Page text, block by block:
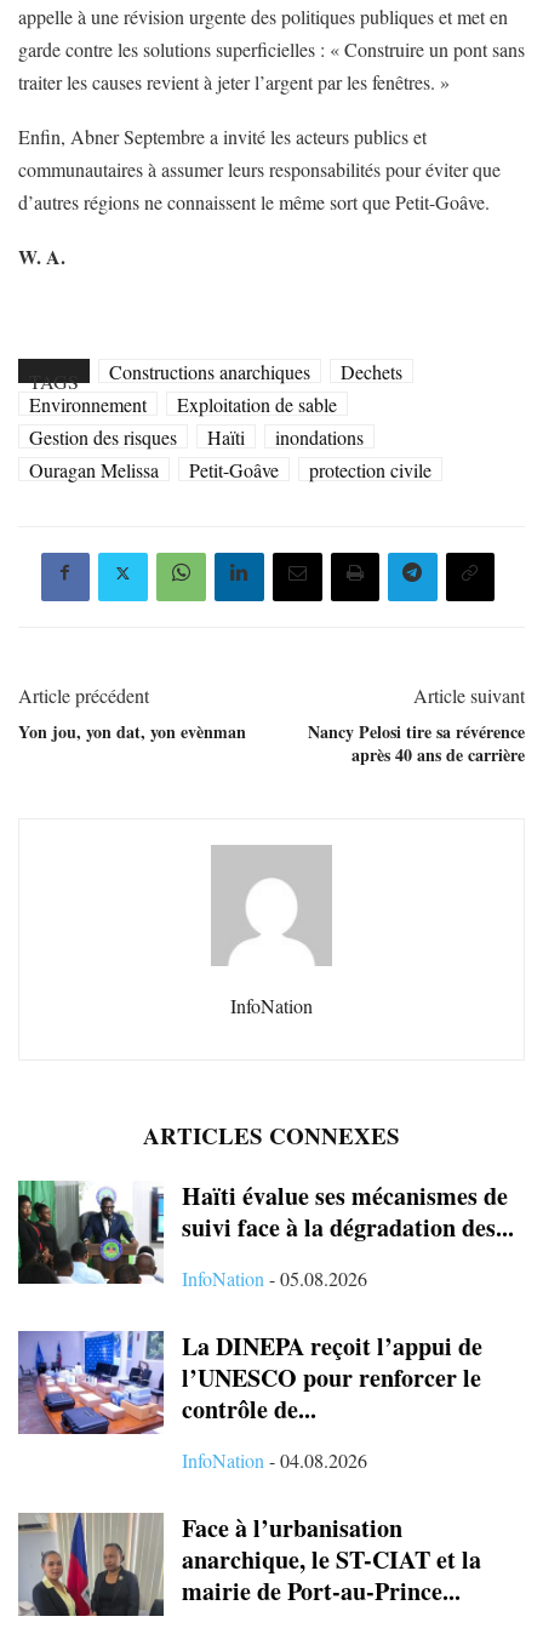
appelle à une révision urgente des politiques publiques et met en
garde contre les solutions superficielles : « Construire un pont sans
traiter les causes revient à jeter l’argent par les fenêtres. »
Enfin, Abner Septembre a invité les acteurs publics et
communautaires à assumer leurs responsabilités pour éviter que
d’autres régions ne connaissent le même sort que Petit-Goâve.
W. A.
TAGS Constructions anarchiques
Dechets
Environnement
Exploitation de sable
Gestion des risques
Haïti
inondations
Ouragan Melissa
Petit-Goâve protection civile
Article précédent
Yon jou, yon dat, yon evènman
Article suivant
Nancy Pelosi tire sa révérence
après 40 ans de carrière
InfoNation
ARTICLES CONNEXES
Haïti évalue ses mécanismes de
suivi face à la dégradation des...
InfoNation-05.08.2026
La DINEPA reçoit l’appui de
l’UNESCO pour renforcer le
contrôle de...
InfoNation-04.08.2026
Face à l’urbanisation
anarchique, le ST-CIAT et la
mairie de Port-au-Prince...